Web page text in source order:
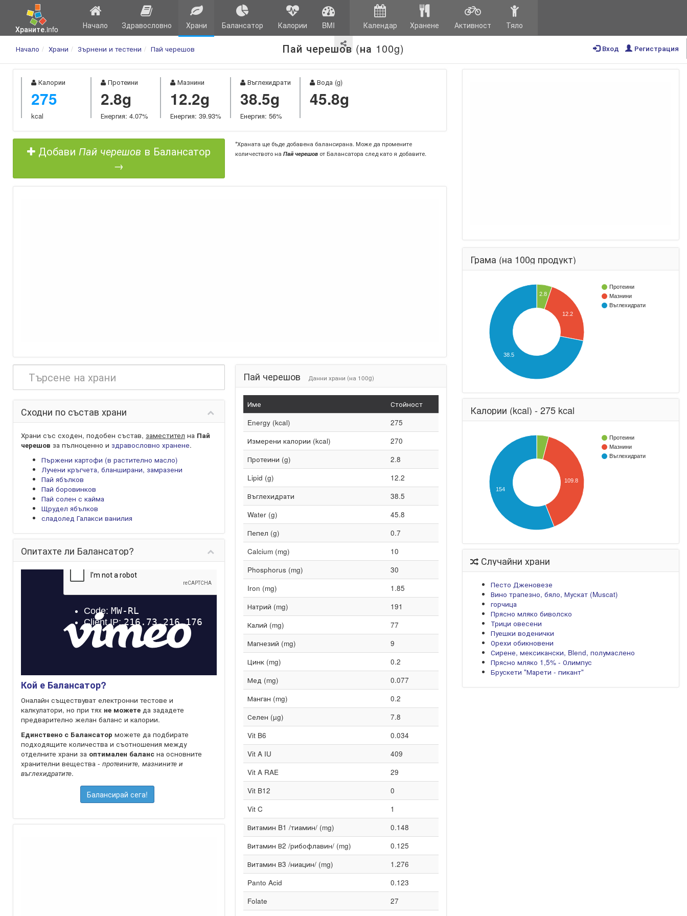
Храните.info Начало Здравословно Храни Балансатор Калории BMI Календар Хранене Активност Тяло
Пай черешов (на 100g)
Начало Храни Зърнени и тестени Пай черешов Регистрация
Вход
Калории
275
kcal
Протеини
2.8g
Енергия: 4.07%
Мазнини
12.2g
Енергия: 39.93%
Въглехидрати
38.5g
Енергия: 56%
Вода (g)
45.8g
Добави Пай черешов в Балансатор
→
*Храната ще бъде добавена балансирана. Може да промените
количеството на Пай черешовот Балансатора след като я добавите.
Сходни по състав храни
Храни със сходен, подобен състав, заместител на Пай
черешов за пълноценно и здравословно хранене.
Пържени картофи (в растително масло)
Лучени кръгчета, бланширани, замразени
Пай ябълков
Пай боровинков
Пай солен с кайма
Щрудел ябълков
сладолед Галакси ванилия
Опитахте ли Балансатор?
Кой е Балансатор?
Оналайн съществуват електронни тестове и
калкулатори, но при тях не можете да зададете
предварително желан баланс и калории.
Единствено с Балансатор можете да подбирате
подходящите количества и съотношения между
отделните храни за оптимален баланс на oсновните
хранителни вещества - протеините, мазнините и
въглехидратите.
Балансирай сега!
Пай черешов Данни храни (на 100g)
Име
Стойност
Energy (kcal)
275
Измерени калории (kcal)
270
Протеини (g)
2.8
Lipid (g)
12.2
Въглехидрати
38.5
Water (g)
45.8
Пепел (g)
0.7
Calcium (mg)
10
Phosphorus (mg)
30
Iron (mg)
1.85
Натрий (mg)
191
Калий (mg)
77
Магнезий (mg)
9
Цинк (mg)
0.2
Мед (mg)
0.077
Манган (mg)
0.2
Селен (µg)
7.8
Vit B6
0.034
Vit A IU
409
Vit A RAE
29
Vit B12
0
Vit C
1
Витамин B1 /тиамин/ (mg)
0.148
Витамин В2 /рибофлавин/ (mg)
0.125
Витамин В3 /ниацин/ (mg)
1.276
Panto Acid
0.123
Folate
27
Грама (на 100g продукт)
Протеини
Мазнини
Въглехидрати
2.8
12.2
38.5
Калории (kcal) - 275 kcal
Протеини
Мазнини
Въглехидрати
109.8
154
Случайни храни
Песто Дженовезе
Вино трапезно, бяло, Мускат (Muscat)
горчица
Прясно мляко биволско
Трици овесени
Пуешки воденички
Орехи обикновени
Сирене, мексикански, Blend, полумаслено
Прясно мляко 1,5% - Олимпус
Брускети "Марети - пикант"